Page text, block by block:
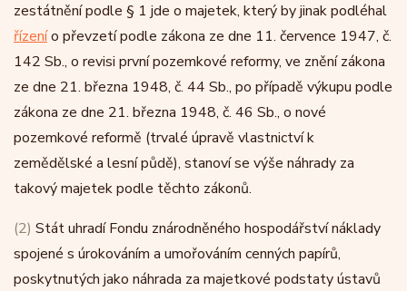
zestátnění podle § 1 jde o majetek, který by jinak podléhal
řízenío převzetí podle zákona ze dne 11. července 1947, č.
142 Sb., o revisi první pozemkové reformy, ve znění zákona
ze dne 21. března 1948, č. 44 Sb., po případě výkupu podle
zákona ze dne 21. března 1948, č. 46 Sb., o nové
pozemkové reformě (trvalé úpravě vlastnictví k
zemědělské a lesní půdě), stanoví se výše náhrady za
takový majetek podle těchto zákonů.
(2) Stát uhradí Fondu znárodněného hospodářství náklady
spojené s úrokováním a umořováním cenných papírů,
poskytnutých jako náhrada za majetkové podstaty ústavů